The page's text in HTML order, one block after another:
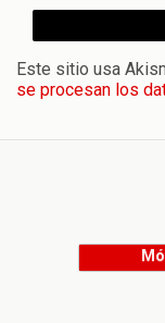
Este sitio usa
se procesan los